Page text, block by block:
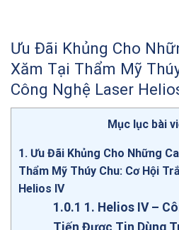
Ưu Đãi Khủng Cho
Xăm Tại Thẩm Mỹ
Công Nghệ Laser
Mục lục bài
1 Ưu Đãi Khủng Cho Những
Thẩm Mỹ Thúy Chu: Cơ Hội
Helios IV
1.0.1 1. Helios IV –
Tiến Được Tin Dùng